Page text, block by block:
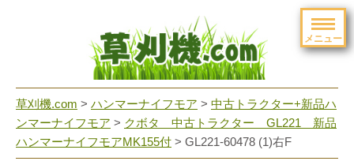
メニュー
草刈機.com > ハンマーナイフモア > 中古トラクター+新品ハ
ンマーナイフモア > クボタ 中古トラクター GL221 新品
ハンマーナイフモアMK155付 > GL221-60478 (1)右F